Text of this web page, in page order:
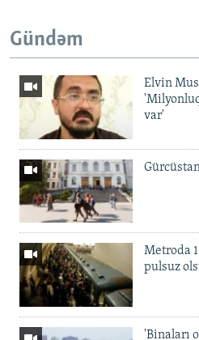
Gündəm
Elvin
var'
Metroda
pulsuz
'Binaları